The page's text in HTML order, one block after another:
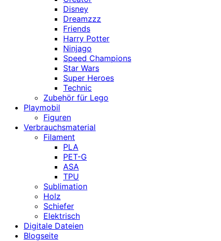
Disney
Dreamzzz
Friends
Harry Potter
Ninjago
Speed Champions
Star Wars
Super Heroes
Technic
Zubehör für Lego
Playmobil
Figuren
Verbrauchsmaterial
Filament
PLA
PET-G
ASA
TPU
Sublimation
Holz
Schiefer
Elektrisch
Digitale Dateien
Blogseite